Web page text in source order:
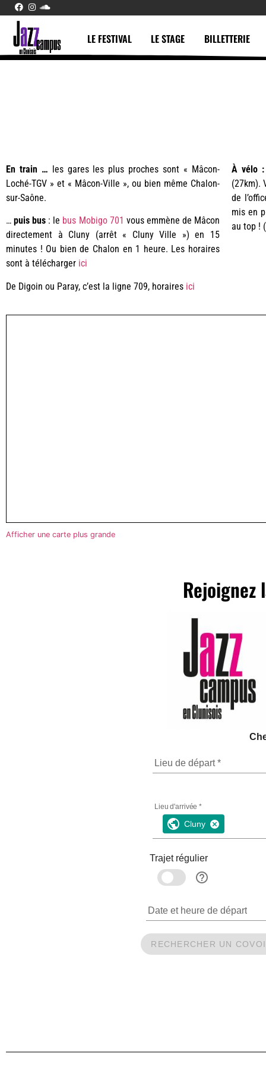
LE FESTIVAL LE STAGE BILLETTERIE
En train … les gares les plus proches sont « Mâcon-
Loché-TGV » et « Mâcon-Ville », ou bien même Chalon-
sur-Saône.
…puis bus : le bus Mobigo 701 vous emmène de Mâcon
directement à Cluny (arrêt « Cluny Ville ») en 15
minutes ! Ou bien de Chalon en 1 heure. Les horaires
sont à télécharger ici
De Digoin ou Paray, c’est la ligne 709, horaires ici
À vélo :
(27km).
de
mis en
au top !
Afficher une carte plus grande
Rejoignez